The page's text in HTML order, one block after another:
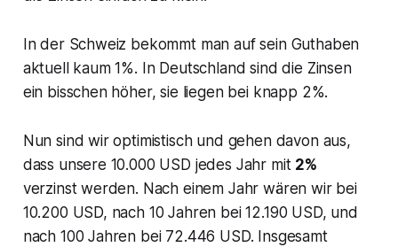
In der Schweiz bekommt man auf sein Guthaben
aktuell kaum 1%. In Deutschland sind die Zinsen
ein bisschen höher, sie liegen bei knapp 2%.
Nun sind wir optimistisch und gehen davon aus,
dass unsere 10.000 USD jedes Jahr mit 2%
verzinst werden. Nach einem Jahr wären wir bei
10.200 USD, nach 10 Jahren bei 12.190 USD, und
nach 100 Jahren bei 72.446 USD. Insgesamt